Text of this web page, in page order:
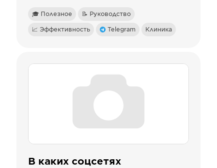
🎓 Полезное 📝 Руководство
📈 Эффективность Telegram Клиника
В каких соцсетях